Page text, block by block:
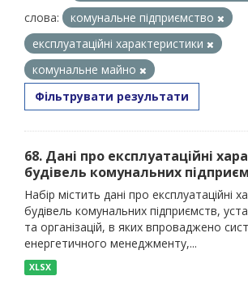
слова:
комунальне підприємство
експлуатаційні характеристики
комунальне майно
Фільтрувати результати
68. Дані про експлуатаційні
будівель комунальних
Набір містить дані про експлуатаційні
будівель комунальних підприємств,
та організацій, в яких впроваджено
енергетичного менеджменту,...
XLSX